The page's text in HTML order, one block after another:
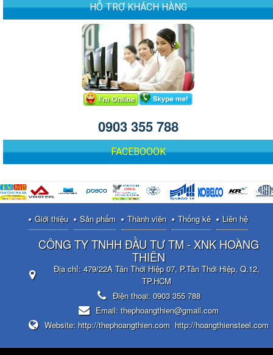
HỖ TRỢ KHÁCH HÀNG
0903 355 788
FACEBOOOK
Giới thiệu Sản phẩm Thành viên Thống kê Liên hệ
CÔNG TY TNHH ĐẦU TƯ TM - XNK HOÀNG
THIÊN
Địa chỉ: 479/22A Tân Thới Hiệp 07, P.Tân Thới Hiệp, Q.12,
TP.HCM
Điện thoại: 0903 355 788
Email: thephoangthien@gmail.com
Website: http://thephoangthien.com http://hoangthiensteel.com